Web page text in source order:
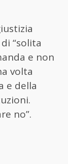
“solita
e non
volta
e della
no”.